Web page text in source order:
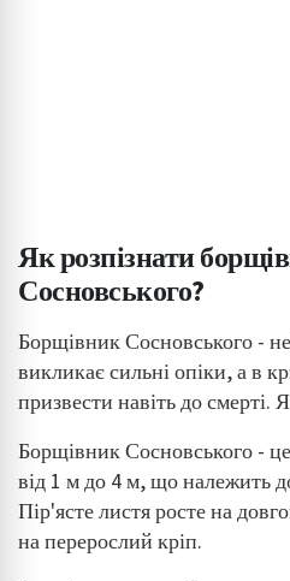
Як розпізнати
Сосновського?
Борщівник Сосновського -
викликає сильні опіки, а в
призвести навіть до смерті.
Борщівник Сосновського -
від 1 м до 4 м, що належить
Пір'ясте листя росте на
на перерослий кріп.